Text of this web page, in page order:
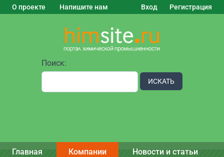
О проекте Напишите нам Вход Регистрация
Поиск:
ИСКАТЬ
Главная Компании Новости и статьи